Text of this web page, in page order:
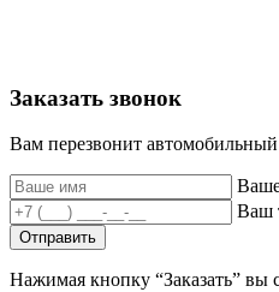
Заказать звонок
Вам перезвонит
Ваш
Отправить
Нажимая кнопку “Заказать” вы